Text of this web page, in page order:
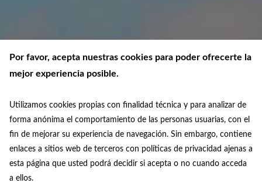
Por favor, acepta nuestras cookies para poder ofrecerte la
mejor experiencia posible.
Utilizamos cookies propias con finalidad técnica y para analizar de
forma anónima el comportamiento de las personas usuarias, con el
fin de mejorar su experiencia de navegación. Sin embargo, contiene
enlaces a sitios web de terceros con políticas de privacidad ajenas a
esta página que usted podrá decidir si acepta o no cuando acceda
a ellos.